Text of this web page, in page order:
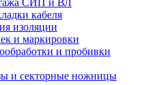
СИП и ВЛ
кабеля
изоляции
и маркировки
и пробивки
и секторные ножницы